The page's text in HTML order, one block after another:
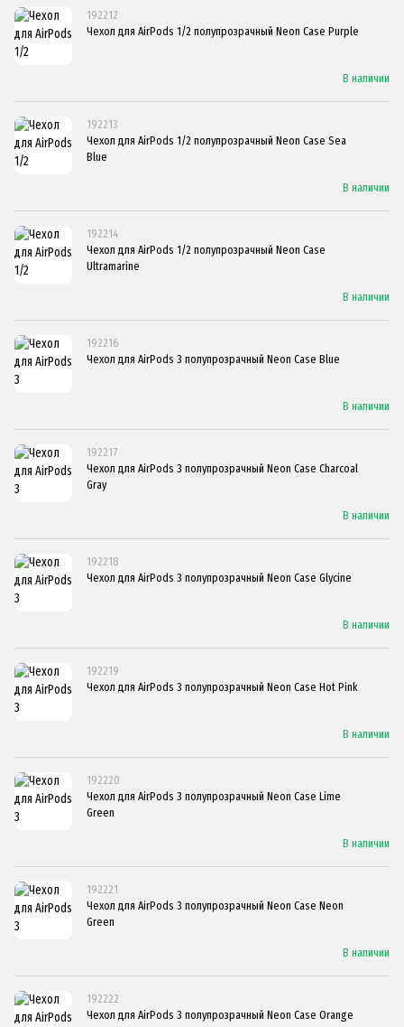
192212
Чехол для AirPods 1/2 полупрозрачный Neon Case Purple
В наличии
192213
Чехол для AirPods 1/2 полупрозрачный Neon Case Sea
Blue
В наличии
192214
Чехол для AirPods 1/2 полупрозрачный Neon Case
Ultramarine
В наличии
192216
Чехол для AirPods 3 полупрозрачный Neon Case Blue
В наличии
192217
Чехол для AirPods 3 полупрозрачный Neon Case Charcoal
Gray
В наличии
192218
Чехол для AirPods 3 полупрозрачный Neon Case Glycine
В наличии
192219
Чехол для AirPods 3 полупрозрачный Neon Case Hot Pink
В наличии
192220
Чехол для AirPods 3 полупрозрачный Neon Case Lime
Green
В наличии
192221
Чехол для AirPods 3 полупрозрачный Neon Case Neon
Green
В наличии
192222
Чехол для AirPods 3 полупрозрачный Neon Case Orange